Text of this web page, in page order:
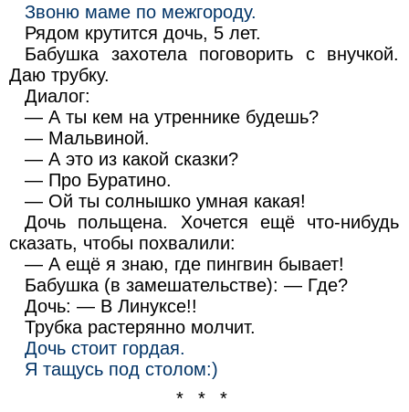
Звоню маме по межгороду.
Рядом крутится дочь, 5 лет.
Бабушка захотела поговорить с внучкой.
Даю трубку.
Диалог:
— А ты кем на утреннике будешь?
— Мальвиной.
— А это из какой сказки?
— Про Буратино.
— Ой ты солнышко умная какая!
Дочь польщена. Хочется ещё что-нибудь
сказать, чтобы похвалили:
— А ещё я знаю, где пингвин бывает!
Бабушка (в замешательстве): — Где?
Дочь: — В Линуксе!!
Трубка растерянно молчит.
Дочь стоит гордая.
Я тащусь под столом:)
* * *